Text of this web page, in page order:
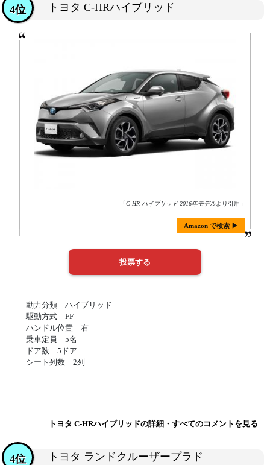
トヨタ C-HRハイブリッド
4位
「C-HR ハイブリッド 2016年モデルより引用」
Amazon で検索 ▶
動力分類 ハイブリッド
駆動方式 FF
ハンドル位置 右
乗車定員 5名
ドア数 5ドア
シート列数 2列
トヨタ C-HRハイブリッドの詳細・すべてのコメントを見る
トヨタ ランドクルーザープラド
4位